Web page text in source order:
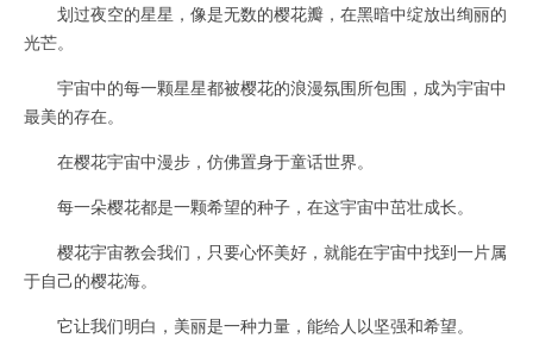
划过夜空的星星，像是无数的樱花瓣，在黑暗中绽放出绚丽的
光芒。
宇宙中的每一颗星星都被樱花的浪漫氛围所包围，成为宇宙中
最美的存在。
在樱花宇宙中漫步，仿佛置身于童话世界。
每一朵樱花都是一颗希望的种子，在这宇宙中茁壮成长。
樱花宇宙教会我们，只要心怀美好，就能在宇宙中找到一片属
于自己的樱花海。
它让我们明白，美丽是一种力量，能给人以坚强和希望。